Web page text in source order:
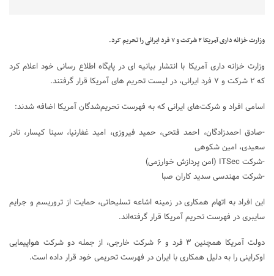
وزارت خزانه داری آمریکا ۲ شرکت و ۷ فرد ایرانی را تحریم کرد.
وزارت خزانه داری آمریکا با انتشار بیانیه ای در پایگاه اطلاع رسانی خود اعلام کرد
که ۲ شرکت و ۷ فرد ایرانی، در لیست تحریم های آمریکا قرار گرفتند.
اسامی افراد و شرکت‌های ایرانی که به فهرست تحریم‌شدگان آمریکا اضافه شدند:
-صادق احمدزادگان، احمد فتحی، حمید فیروزی، امید غفارنیا، سینا کیسار، نادر
سعیدی، امین شکوهی
-شرکت ITSec (امن پردازش خوارزمی)
-شرکت مهندسی سدید کاران صبا
این افراد به اتهام همکاری در زمینه اشاعه تسلیحاتی، حمایت از تروریسم و جرایم
سایبری در فهرست تحریم آمریکا قرار گرفته‌اند.
دولت آمریکا همچنین ۳ فرد و ۶ شرکت خارجی، از جمله دو شرکت هواپیمایی
اوکراینی را به دلیل همکاری با ایران در فهرست تحریمی خود قرار داده است.